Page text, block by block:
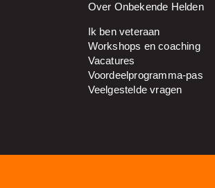
Over Onbekende Helden
Ik ben veteraan
Workshops en coaching
Vacatures
Voordeelprogramma-pas
Veelgestelde vragen